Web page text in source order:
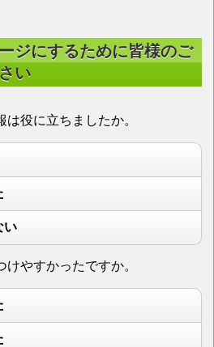
ジにするために皆様のご
い
役に立ちましたか。
い
やすかったですか。